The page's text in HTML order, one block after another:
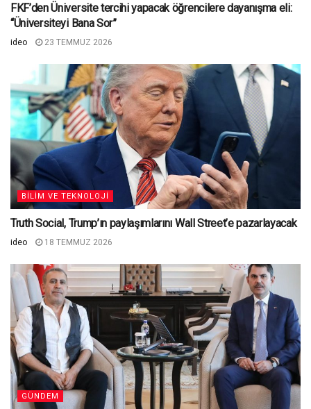
FKF’den Üniversite tercihi yapacak öğrencilere dayanışma eli:
“Üniversiteyi Bana Sor”
ideo 23 TEMMUZ 2026
BILIM VE TEKNOLOJI
Truth Social, Trump’ın paylaşımlarını Wall Street’e pazarlayacak
ideo 18 TEMMUZ 2026
GÜNDEM